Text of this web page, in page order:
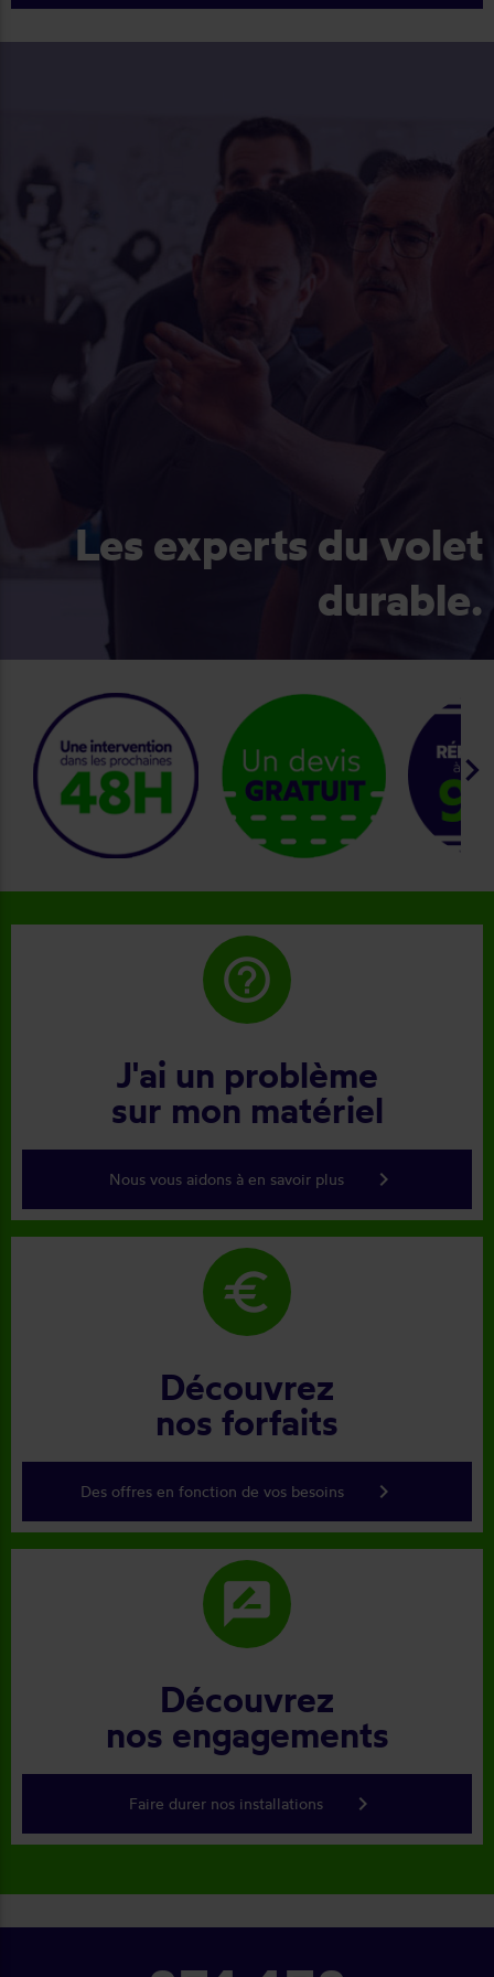
Les experts du volet
durable.
keyboard_arrow_right
help_outline
J'ai un problème
sur mon matériel
Nous vous aidons à en savoir plus keyboard_arrow_right
euro
Découvrez
nos forfaits
Des offres en fonction de vos besoins keyboard_arrow_right
rate_review
Découvrez
nos engagements
Faire durer nos installations keyboard_arrow_right